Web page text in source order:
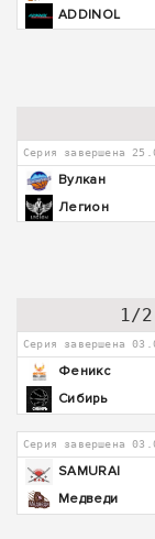
ADDINOL
Серия завершена
Вулкан
Легион
1/
Серия завершена
Феникс
Сибирь
Серия завершена
SAMURAI
Медведи